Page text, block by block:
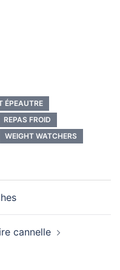
ÉPEAUTRE
REPAS FROID
WEIGHT WATCHERS
cannelle